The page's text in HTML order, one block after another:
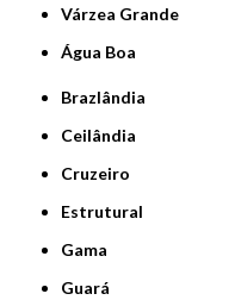
Várzea Grande
Água Boa
Brazlândia
Ceilândia
Cruzeiro
Estrutural
Gama
Guará